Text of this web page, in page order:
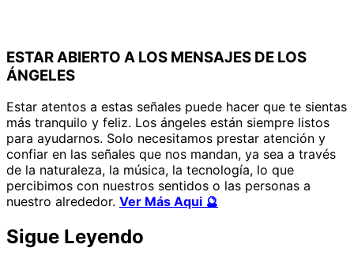
ESTAR ABIERTO A LOS MENSAJES DE LOS
ÁNGELES
Estar atentos a estas señales puede hacer que te sientas
más tranquilo y feliz. Los ángeles están siempre listos
para ayudarnos. Solo necesitamos prestar atención y
confiar en las señales que nos mandan, ya sea a través
de la naturaleza, la música, la tecnología, lo que
percibimos con nuestros sentidos o las personas a
nuestro alrededor. Ver Más Aqui 🔮
Sigue Leyendo